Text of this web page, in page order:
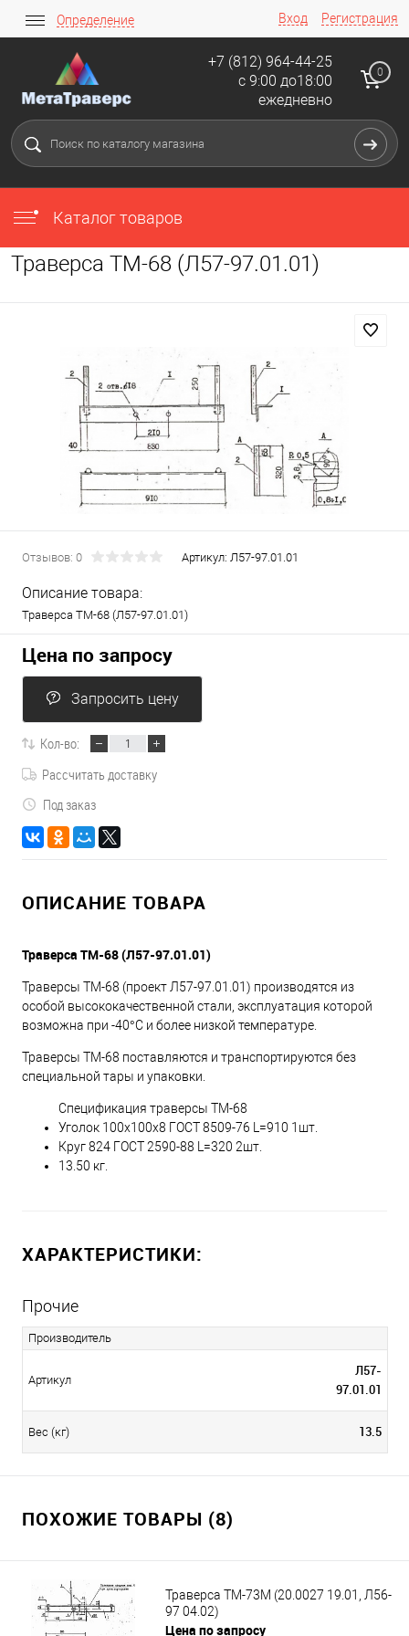
Вход Регистрация
Определение
+7 (812) 964-44-25
с 9:00 до18:00
ежедневно
0
Каталог товаров
Траверса ТМ-68 (Л57-97.01.01)
Отзывов: 0 Артикул: Л57-97.01.01
Описание товара:
Траверса ТМ-68 (Л57-97.01.01)
Цена по запросу
Запросить цену
Кол-во:
Рассчитать доставку
Под заказ
ОПИСАНИЕ ТОВАРА
Траверса ТМ-68 (Л57-97.01.01)
Траверсы ТМ-68 (проект Л57-97.01.01) производятся из
особой высококачественной стали, эксплуатация которой
возможна при -40°С и более низкой температуре.
Траверсы ТМ-68 поставляются и транспортируются без
специальной тары и упаковки.
Спецификация траверсы ТМ-68
Уголок 100х100х8 ГОСТ 8509-76 L=910 1шт.
Круг 824 ГОСТ 2590-88 L=320 2шт.
13.50 кг.
ХАРАКТЕРИСТИКИ:
Прочие
Производитель
Артикул
Л57-
97.01.01
Вес (кг) 13.5
ПОХОЖИЕ ТОВАРЫ (8)
Траверса ТМ-73М (20.0027 19.01, Л56-
97 04.02)
Цена по запросу